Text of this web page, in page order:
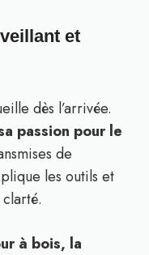
et
dès l’arrivée.
passion pour le
de
les outils et
à bois, la